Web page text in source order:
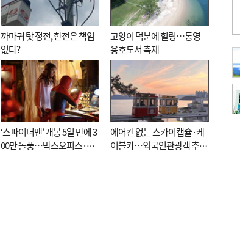
까마귀 탓 정전, 한전은 책임
없다?
고양이 덕분에 힐링…통영
용호도서 축제
‘스파이더맨’ 개봉 5일 만에 3
00만 돌풍…박스오피스·예
에어컨 없는 스카이캡슐·케
이블카…외국인관광객 추억